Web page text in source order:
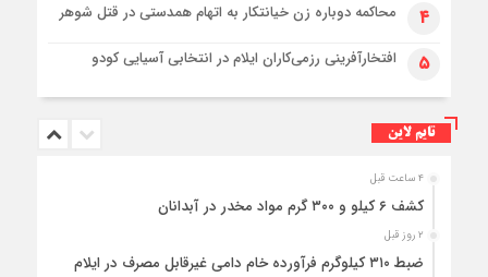
۴ محاکمه دوباره زن خیانتکار به اتهام همدستی در قتل شوهر
۵ افتخارآفرینی رزمی‌کاران ایلام در انتخابی آسیایی کودو
تایم لاین
۴ ساعت قبل
کشف ۶ کیلو و ۳۰۰ گرم مواد مخدر در آبدانان
۲ روز قبل
ضبط ۳۱۰ کیلوگرم فرآورده خام دامی غیرقابل مصرف در ایلام